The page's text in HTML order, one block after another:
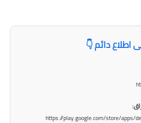
العالي
اطلاع دائم 👇
https://play.google.com/store/apps/